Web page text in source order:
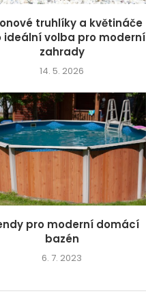
truhlíky a květináče
ideální volba pro moderní
zahrady
14. 5. 2026
pro moderní domácí
bazén
6. 7. 2023